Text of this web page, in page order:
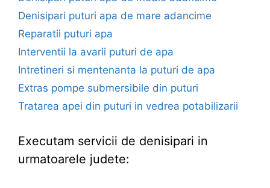
Denisipari puturi apa de mare adancime
Reparatii puturi apa
Interventii la avarii puturi de apa
Intretineri si mentenanta la puturi de apa
Extras pompe submersibile din puturi
Tratarea apei din puturi in vedrea potabilizarii
Executam servicii de denisipari in
urmatoarele judete: